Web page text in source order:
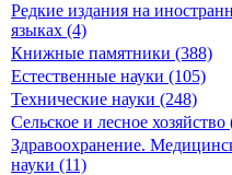
Редкие издания на
языках (4)
Книжные памятники (388)
Естественные науки (105)
Технические науки (248)
Сельское и лесное хозяйство
Здравоохранение.
науки (11)